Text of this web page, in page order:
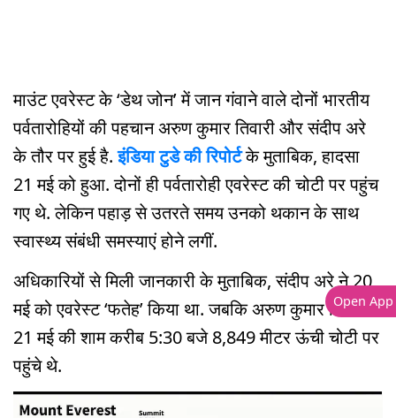
माउंट एवरेस्ट के ‘डेथ जोन’ में जान गंवाने वाले दोनों भारतीय
पर्वतारोहियों की पहचान अरुण कुमार तिवारी और संदीप अरे
के तौर पर हुई है.इंडिया टुडे की रिपोर्टके मुताबिक, हादसा
21 मई को हुआ. दोनों ही पर्वतारोही एवरेस्ट की चोटी पर पहुंच
गए थे. लेकिन पहाड़ से उतरते समय उनको थकान के साथ
स्वास्थ्य संबंधी समस्याएं होने लगीं.
अधिकारियों से मिली जानकारी के मुताबिक, संदीप अरे ने 20
मई को एवरेस्ट ‘फतेह’ किया था. जबकि अरुण कुमार तिवारी
21 मई की शाम करीब 5:30 बजे 8,849 मीटर ऊंची चोटी पर
पहुंचे थे.
Open App